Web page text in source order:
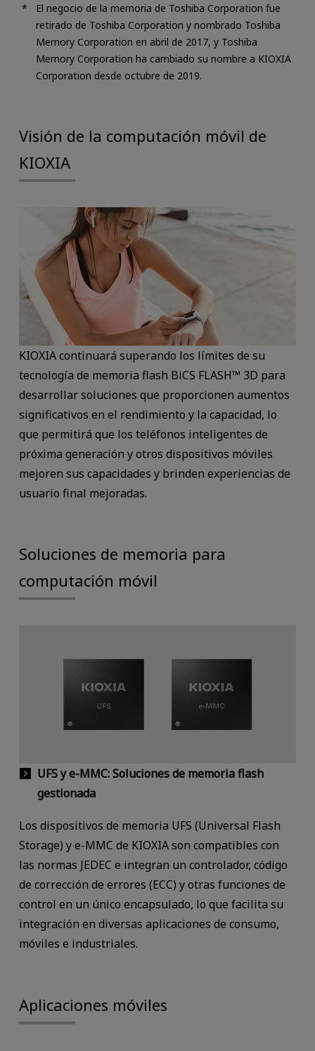
El negocio de la memoria de Toshiba Corporation fue
retirado de Toshiba Corporation y nombrado Toshiba
Memory Corporation en abril de 2017, y Toshiba
Memory Corporation ha cambiado su nombre a KIOXIA
Corporation desde octubre de 2019.
Visión de la computación móvil de
KIOXIA
KIOXIA continuará superando los límites de su
tecnología de memoria flash BiCS FLASH™ 3D para
desarrollar soluciones que proporcionen aumentos
significativos en el rendimiento y la capacidad, lo
que permitirá que los teléfonos inteligentes de
próxima generación y otros dispositivos móviles
mejoren sus capacidades y brinden experiencias de
usuario final mejoradas.
Soluciones de memoria para
computación móvil
UFS y e-MMC: Soluciones de memoria flash
gestionada
Los dispositivos de memoria UFS (Universal Flash
Storage) y e-MMC de KIOXIA son compatibles con
las normas JEDEC e integran un controlador, código
de corrección de errores (ECC) y otras funciones de
control en un único encapsulado, lo que facilita su
integración en diversas aplicaciones de consumo,
móviles e industriales.
Aplicaciones móviles